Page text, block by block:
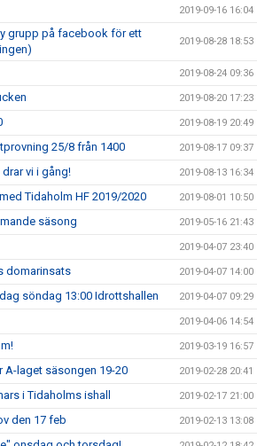
2019-09-16 16:04
grupp på facebook för ett
2019-08-28 18:53
2019-08-24 09:36
2019-08-20 17:23
2019-08-19 20:49
25/8 från 1400 2019-08-17 09:37
vi i gång! 2019-08-13 16:34
Tidaholm HF 2019/2020 2019-08-01 10:50
säsong 2019-05-16 21:43
2019-04-07 23:40
domarinsats 2019-04-07 14:00
söndag 13:00 Idrottshallen 2019-04-07 09:29
2019-04-06 14:54
2019-03-19 16:57
A-laget säsongen 19-20 2019-02-28 20:41
i Tidaholms ishall 2019-02-17 21:00
den 17 feb 2019-02-13 13:08